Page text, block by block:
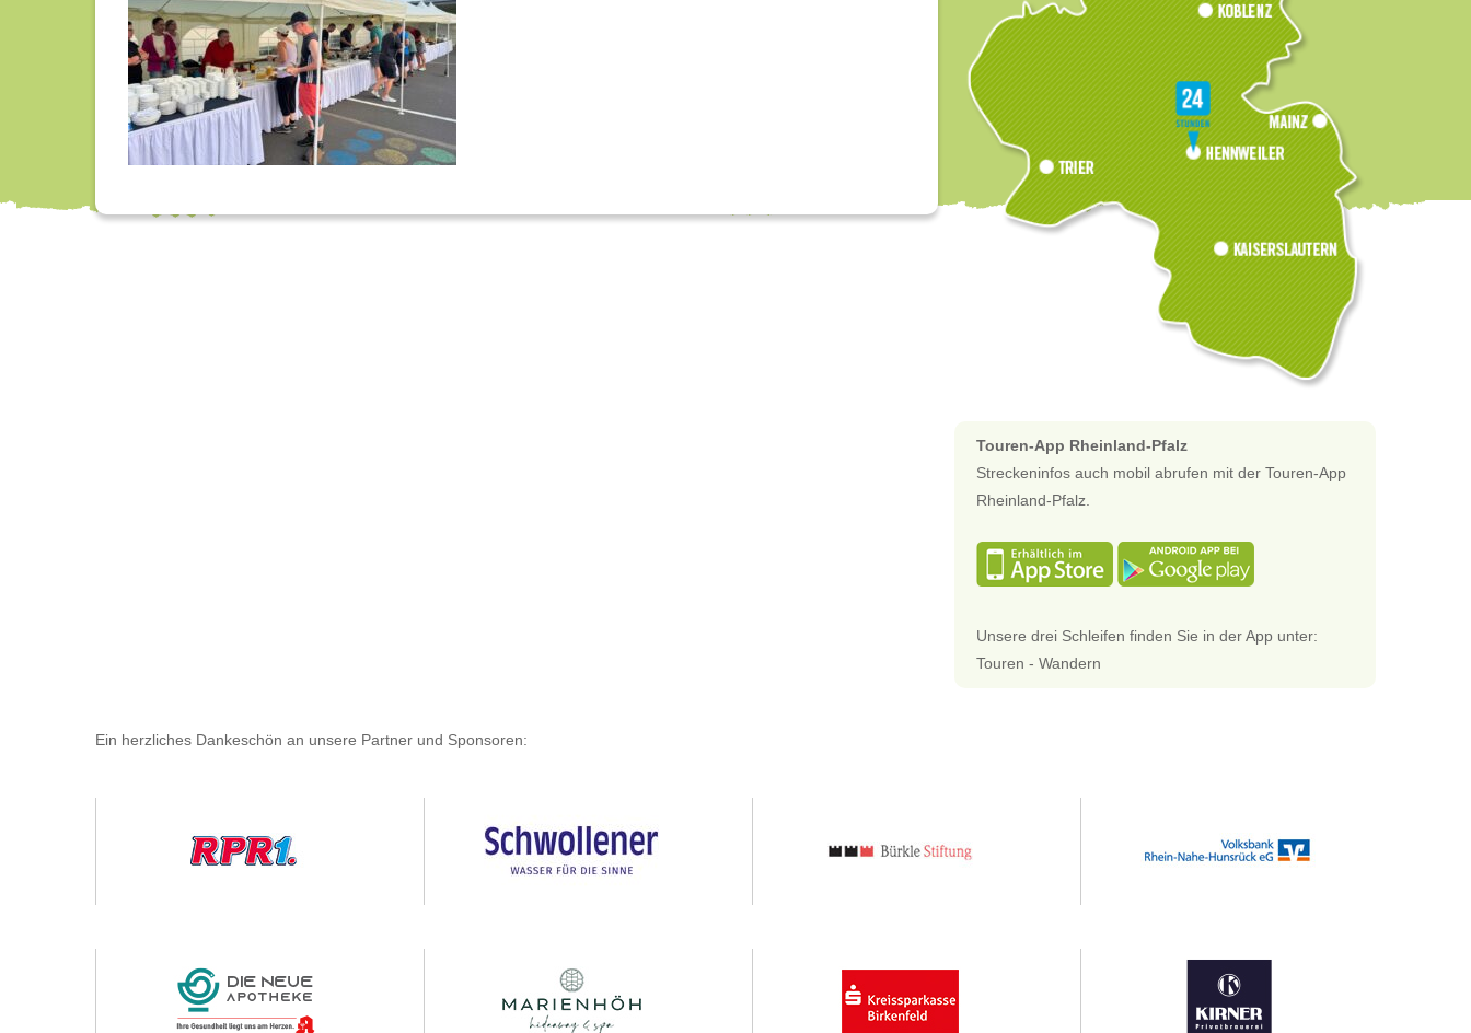
Touren-App Rheinland-Pfalz
Streckeninfos auch mobil abrufen mit der Touren-App
Rheinland-Pfalz.
Unsere drei Schleifen finden Sie in der App unter:
Touren - Wandern
Ein herzliches Dankeschön an unsere Partner und Sponsoren: